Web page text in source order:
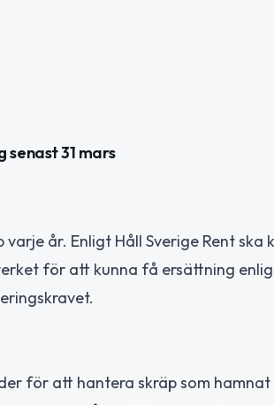
31 mars
år. Enligt Håll Sverige Rent ska
för att kunna få ersättning
för att hantera skräp som